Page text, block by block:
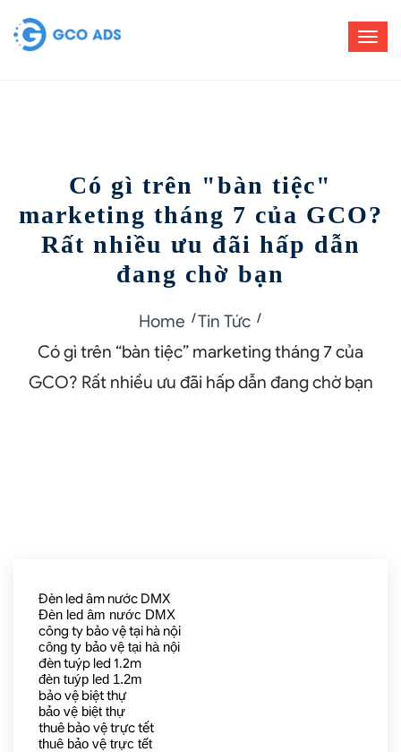
Có gì trên "bàn tiệc"
marketing tháng 7 của GCO?
Rất nhiều ưu đãi hấp dẫn
đang chờ bạn
Home
Tin Tức
Có gì trên “bàn tiệc” marketing tháng 7 của
GCO? Rất nhiều ưu đãi hấp dẫn đang chờ bạn
Đèn led âm nước DMX
Đèn led âm nước DMX
công ty bảo vệ tại hà nội
công ty bảo vệ tại hà nội
đèn tuýp led 1.2m
đèn tuýp led 1.2m
bảo vệ biệt thự
bảo vệ biệt thự
thuê bảo vệ trực tết
thuê bảo vệ trực tết